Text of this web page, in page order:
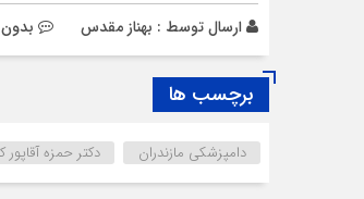
ارسال توسط : بهناز مقدس
برچسب ها
دامپزشکی مازندران دکتر حمزه آقاپور